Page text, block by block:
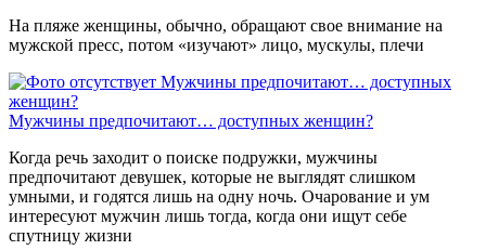
На пляже женщины, обычно, обращают свое внимание на
мужской пресс, потом «изучают» лицо, мускулы, плечи
Мужчины предпочитают… доступных
женщин?
Мужчины предпочитают… доступных женщин?
Когда речь заходит о поиске подружки, мужчины
предпочитают девушек, которые не выглядят слишком
умными, и годятся лишь на одну ночь. Очарование и ум
интересуют мужчин лишь тогда, когда они ищут себе
спутницу жизни